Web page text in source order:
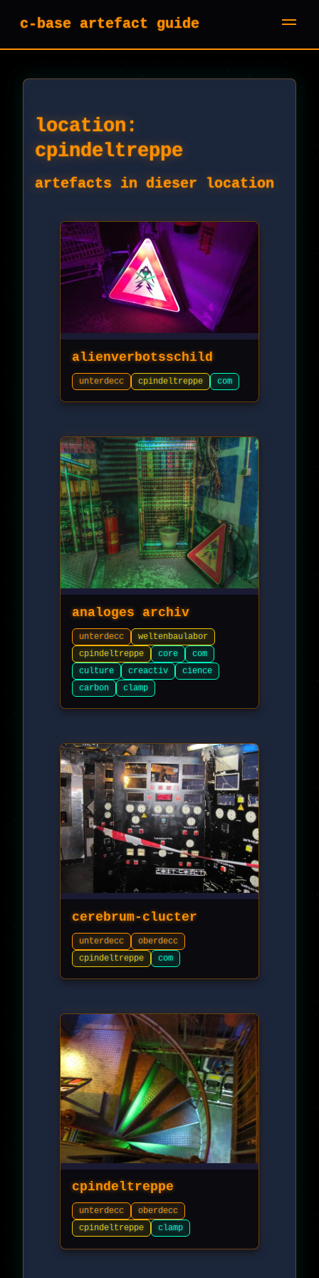
c-base artefact guide
location:
cpindeltreppe
artefacts in dieser location
alienverbotsschild
unterdecc cpindeltreppe com
analoges archiv
unterdecc
weltenbaulabor
cpindeltreppe
core
com
culture
creactiv
cience
carbon
clamp
cerebrum-clucter
unterdecc
oberdecc
cpindeltreppe
com
cpindeltreppe
unterdecc
oberdecc
cpindeltreppe
clamp